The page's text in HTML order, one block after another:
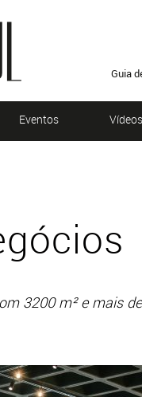
Guia
Eventos Vídeos
3200 m² e mais